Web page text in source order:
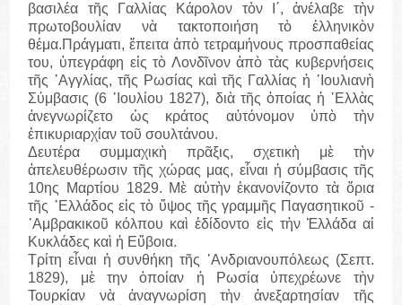
βασιλέα τῆς Γαλλίας Κάρολον τὸν Ι΄, ἀνέλαβε τὴν
πρωτοβουλίαν νὰ τακτοποιήση τὸ ἑλληνικὸν
θέμα.Πράγματι, ἔπειτα ἀπὸ τετραμήνους προσπαθείας
του, ὑπεγράφη εἰς τὸ Λονδῖνον ἀπὸ τὰς κυβερνήσεις
τῆς ᾽Αγγλίας, τῆς Ρωσίας καὶ τῆς Γαλλίας ἡ ᾽Ιουλιανὴ
Σύμβασις (6 ᾽Ιουλίου 1827), διὰ τῆς ὁποίας ἡ ῾Ελλὰς
ἀνεγνωρίζετο ὡς κράτος αὐτόνομον ὑπὸ τὴν
ἐπικυριαρχίαν τοῦ σουλτάνου.
Δευτέρα συμμαχικὴ πρᾶξις, σχετικὴ μὲ τὴν
ἀπελευθέρωσιν τῆς χώρας μας, εἶναι ἡ σύμβασις τῆς
10ης Μαρτίου 1829. Μὲ αὐτὴν ἐκανονίζοντο τὰ ὅρια
τῆς ῾Ελλάδος εἱς τὸ ὕψος τῆς γραμμῆς Παγασητικοῦ -
᾽Αμβρακικοῦ κόλπου καὶ ἐδίδοντο εἱς τἠν Ἑλλάδα αἱ
Κυκλάδες καὶ ἡ Εὔβοια.
Τρίτη εἶναι ἡ συνθήκη τῆς ᾽Ανδριανουπόλεως (Σεπτ.
1829), μὲ την ὁποίαν ἡ Ρωσία ὑπεχρέωνε τὴν
Τουρκίαν νὰ ἀναγνωρίση τὴν ἀνεξαρτησίαν τῆς